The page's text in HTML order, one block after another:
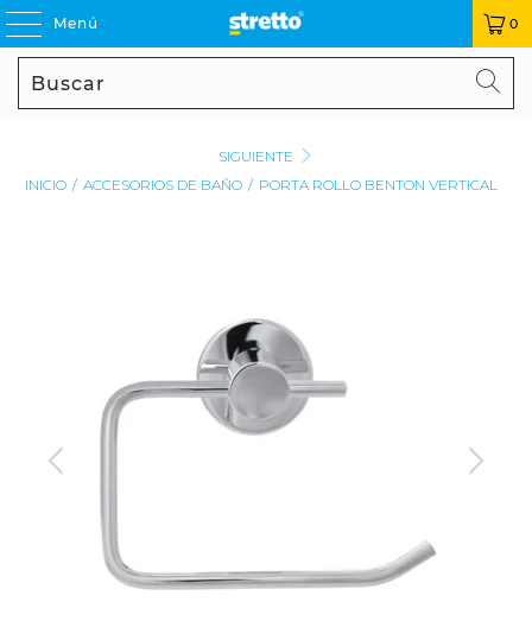
Menú 0
Buscar
SIGUIENTE
INICIO / ACCESORIOS DE BAÑO / PORTA ROLLO BENTON VERTICAL